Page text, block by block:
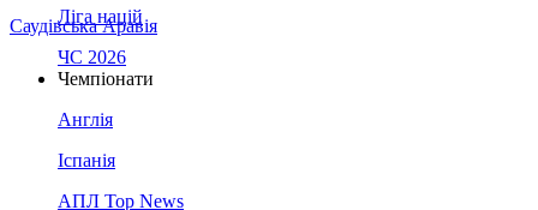
Саудівська Аравія
Ліга націй
ЧС 2026
Чемпіонати
Англія
Іспанія
АПЛ Top News